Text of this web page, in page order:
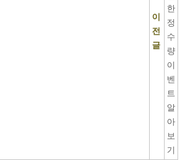
이
전
글
한
정
수
량
이
벤
트
알
아
보
기